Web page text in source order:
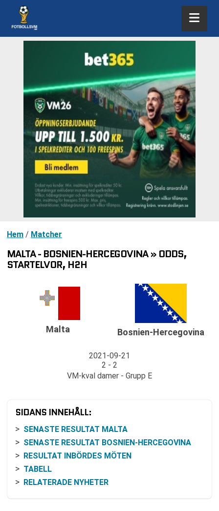
Hem / Matcher
MALTA - BOSNIEN-HERCEGOVINA » ODDS,
STARTELVOR, H2H
Malta
2021-09-21
2 - 2
VM-kval damer - Grupp E
Bosnien-Hercegovina
SIDANS INNEHÅLL:
SENASTE RESULTAT MALTA
SENASTE RESULTAT BOSNIEN-HERCEGOVINA
RESULTAT INBÖRDES MÖTEN
TABELL
RELATERADE NYHETER